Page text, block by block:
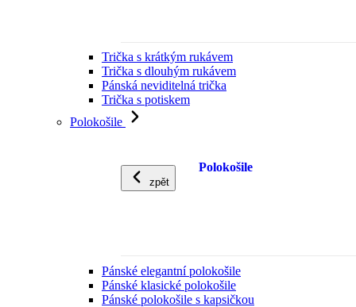
Trička s krátkým rukávem
Trička s dlouhým rukávem
Pánská neviditelná trička
Trička s potiskem
Polokošile
zpět
Polokošile
Pánské elegantní polokošile
Pánské klasické polokošile
Pánské polokošile s kapsičkou